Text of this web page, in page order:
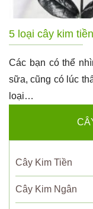
5 loại cây kim
Các bạn có thể
sữa, cũng có lúc
loại…
Cây Kim Tiền
Cây Kim Ngân